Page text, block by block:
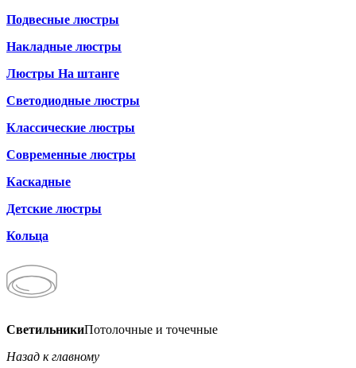
Подвесные люстры
Накладные люстры
Люстры На штанге
Светодиодные люстры
Классические люстры
Современные люстры
Каскадные
Детские люстры
Кольца
СветильникиПотолочные и точечные
Назад к главному